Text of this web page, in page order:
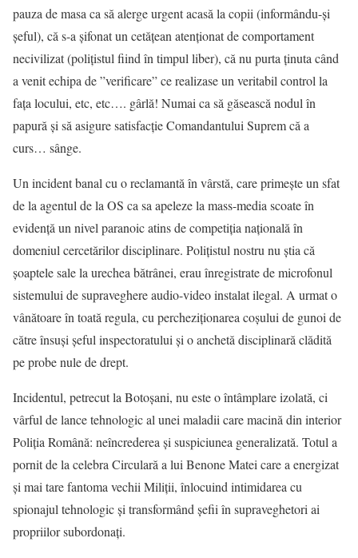
pauza de masa ca să alerge urgent acasă la copii (informându-și
șeful), că s-a șifonat un cetățean atenționat de comportament
necivilizat (polițistul fiind în timpul liber), că nu purta ținuta când
a venit echipa de ”verificare” ce realizase un veritabil control la
fața locului, etc, etc…. gârlă! Numai ca să găsească nodul în
papură și să asigure satisfacție Comandantului Suprem că a
curs… sânge.
Un incident banal cu o reclamantă în vârstă, care primește un sfat
de la agentul de la OS ca sa apeleze la mass-media scoate în
evidență un nivel paranoic atins de competiția națională în
domeniul cercetărilor disciplinare. Polițistul nostru nu știa că
șoaptele sale la urechea bătrânei, erau înregistrate de microfonul
sistemului de supraveghere audio-video instalat ilegal. A urmat o
vânătoare în toată regula, cu percheziționarea coșului de gunoi de
către însuși șeful inspectoratului și o anchetă disciplinară clădită
pe probe nule de drept.
Incidentul, petrecut la Botoșani, nu este o întâmplare izolată, ci
vârful de lance tehnologic al unei maladii care macină din interior
Poliția Română: neîncrederea și suspiciunea generalizată. Totul a
pornit de la celebra Circulară a lui Benone Matei care a energizat
și mai tare fantoma vechii Miliții, înlocuind intimidarea cu
spionajul tehnologic și transformând șefii în supraveghetori ai
propriilor subordonați.